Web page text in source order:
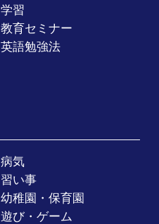
学習
教育セミナー
英語勉強法
病気
習い事
幼稚園・保育園
遊び・ゲーム